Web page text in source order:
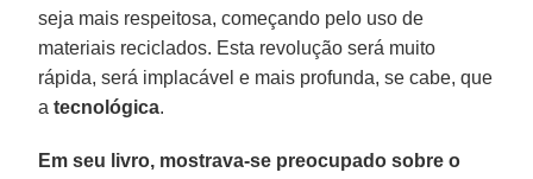
seja mais respeitosa, começando pelo uso de
materiais reciclados. Esta revolução será muito
rápida, será implacável e mais profunda, se cabe, que
atecnológica.
Em seu livro, mostrava-se preocupado sobre o